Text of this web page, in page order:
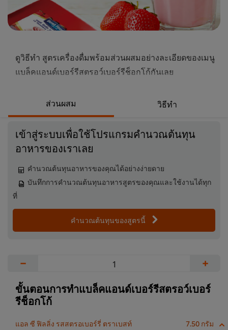
ดูวิธีทำ สูตรเครื่องดื่มพร้อมส่วนผสมอย่างละเอียดของเมนู
แบล็คแอนด์เบอร์รีสตรอว์เบอร์รีช็อกโก้กันเลย
ส่วนผสม วิธีทำ
เข้าสู่ระบบเพื่อใช้โปรแกรมคำนวณต้นทุน
อาหารของเราเลย
คำนวณต้นทุนอาหารของคุณได้อย่างง่ายดาย
บันทึกการคำนวณต้นทุนอาหารสูตรของคุณและใช้งานได้ทุก
ที่
คำนวณต้นทุนของสูตรนี้
− +
ขั้นตอนการทำแบล็คแอนด์เบอร์รีสตรอว์เบอร์
รีช็อกโก้
แอล ซี ฟิลลิ่ง รสสตรอเบอร์รี่ ตราเบสท์
7.50 กรัม